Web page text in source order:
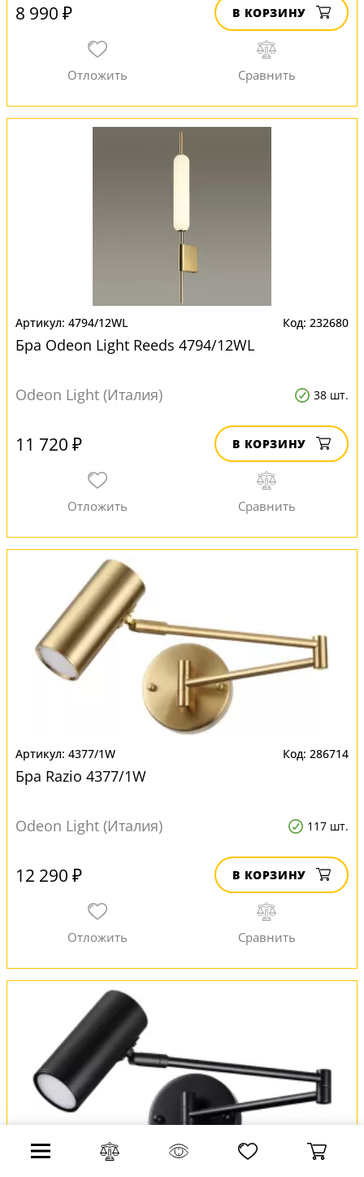
8 990 ₽ В КОРЗИНУ
4794/12WL 232680
Бра Odeon Light Reeds 4794/12WL
Odeon Light (Италия) 38 шт.
11 720 ₽ В КОРЗИНУ
4377/1W 286714
Бра Razio 4377/1W
Odeon Light (Италия) 117 шт.
12 290 ₽ В КОРЗИНУ